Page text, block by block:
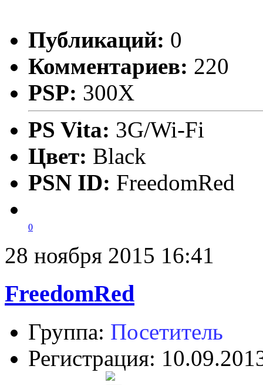
Публикаций: 0
Комментариев: 220
PSP: 300X
PS Vita: 3G/Wi-Fi
Цвет: Black
PSN ID: FreedomRed
0
28 ноября 2015 16:41
FreedomRed
Группа: Посетитель
Регистрация: